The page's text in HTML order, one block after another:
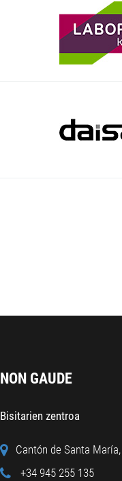
NON GAUDE
Bisitarien zentroa
Cantón de Santa
+34 945 255 135